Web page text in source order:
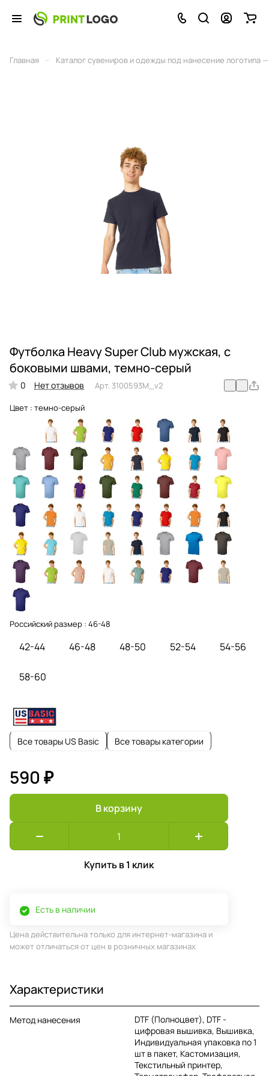
Главная Каталог сувениров и одежды под нанесение логотипа
Футболка Heavy Super Club мужская, с
боковыми швами, темно-серый
0 Нет отзывов Арт. 3100593M_v2
Цвет : темно-серый
Российский размер : 46-48
42-44 46-48 48-50 52-54 54-56
58-60
Все товары US Basic Все товары категории
590 ₽
В корзину
Купить в 1 клик
Есть в наличии
Цена действительна только для интернет-магазина и
может отличаться от цен в розничных магазинах
Характеристики
Метод нанесения
DTF (Полноцвет), DTF -
цифровая вышивка, Вышивка,
Индивидуальная упаковка по 1
шт в пакет, Кастомизация,
Текстильный принтер,